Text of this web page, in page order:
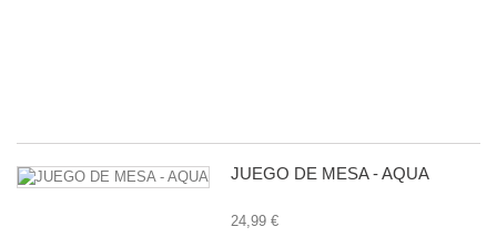
JUEGO DE MESA - AQUA
24,99 €